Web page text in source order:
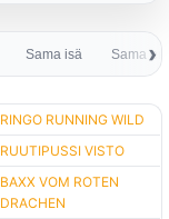
Sama isä Sama
RINGO RUNNING WILD
RUUTIPUSSI VISTO
BAXX VOM ROTEN
DRACHEN